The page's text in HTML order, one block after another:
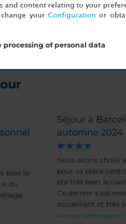
le
du
Séjour à
automne 2024
Nous avons choisi
pour sa place centrale. Nous
été très bien
Ce dernier s'est
accueillant et très
Montrer l'information
and content relating to your
your Configuration or
of personal data